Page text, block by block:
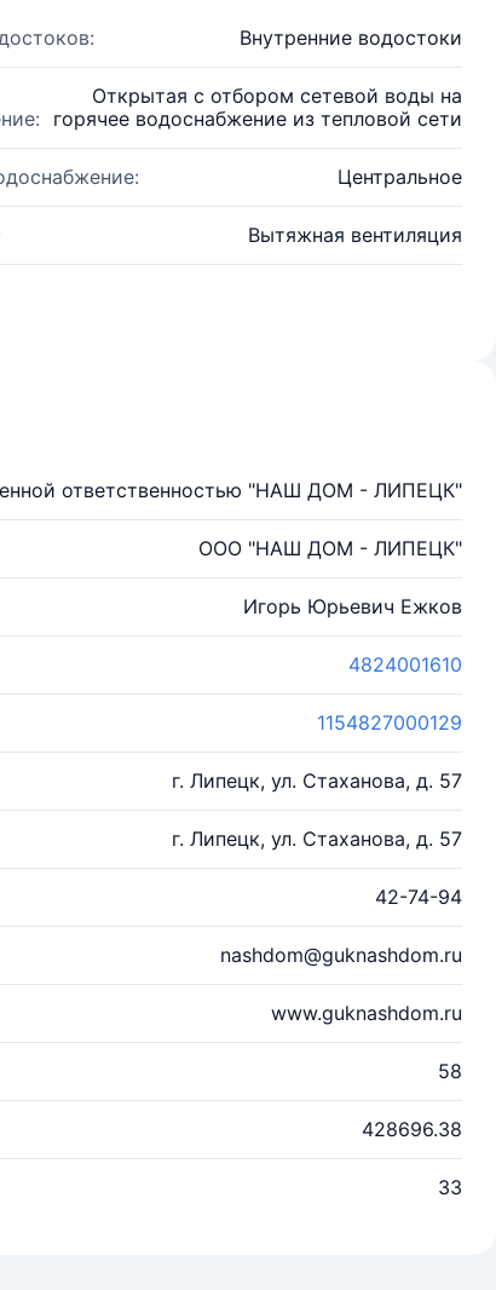
Внутренние водостоки
Открытая с отбором сетевой воды на
горячее водоснабжение из тепловой сети
Центральное
Вытяжная вентиляция
ответственностью "НАШ ДОМ - ЛИПЕЦК"
ООО "НАШ ДОМ - ЛИПЕЦК"
Игорь Юрьевич Ежков
4824001610
1154827000129
г. Липецк, ул. Стаханова, д. 57
г. Липецк, ул. Стаханова, д. 57
42-74-94
nashdom@guknashdom.ru
www.guknashdom.ru
58
428696.38
33